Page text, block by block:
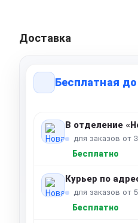
Доставка
Бесплатная
В отделение
для заказов от
Бесплатно
Курьер по
для заказов от
Бесплатно